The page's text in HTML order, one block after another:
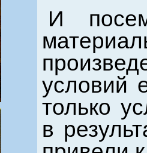
И
условий
только
в